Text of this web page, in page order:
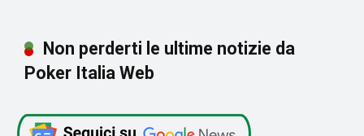
Non perderti le ultime notizie da
Poker Italia Web